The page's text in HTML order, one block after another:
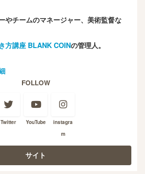
やチームのマネージャー、美術監督な
方講座 BLANK COINの管理人。
FOLLOW
Twitter YouTube
instagra
m